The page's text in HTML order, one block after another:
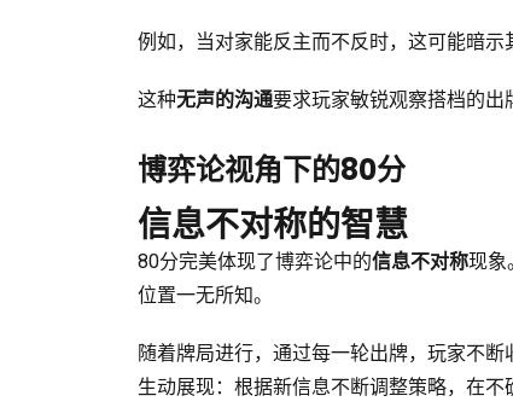
例如，当对家能反主而不反时，这可能暗示
这种无声的沟通要求玩家敏锐观察搭档的出
博弈论视角下的80分
信息不对称的智慧
80分完美体现了博弈论中的信息不对称现象
位置一无所知。
随着牌局进行，通过每一轮出牌，玩家不
生动展现：根据新信息不断调整策略，在不